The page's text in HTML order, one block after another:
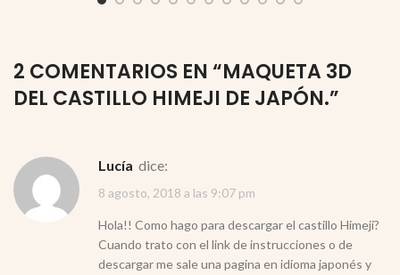
2 COMENTARIOS EN “MAQUETA 3D
DEL CASTILLO HIMEJI DE JAPÓN.”
Lucía dice:
8 agosto, 2018 a las 9:07 pm
Hola!! Como hago para descargar el castillo Himeji?
Cuando trato con el link de instrucciones o de
descargar me sale una pagina en idioma japonés y